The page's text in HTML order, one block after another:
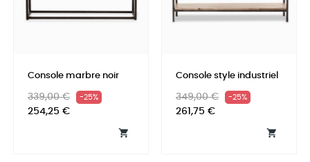
Console marbre noir
Prix
habituel
339,00 € -25%
254,25 €

Console style industriel
Prix
habituel
349,00 € -25%
261,75 €
